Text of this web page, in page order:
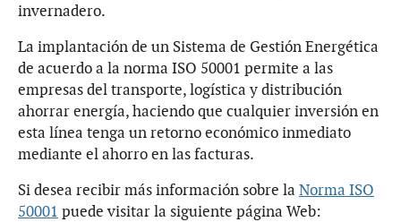
invernadero.
La implantación de un Sistema de Gestión Energética
de acuerdo a la norma ISO 50001 permite a las
empresas del transporte, logística y distribución
ahorrar energía, haciendo que cualquier inversión en
esta línea tenga un retorno económico inmediato
mediante el ahorro en las facturas.
Si desea recibir más información sobre la Norma ISO
50001 puede visitar la siguiente página Web: